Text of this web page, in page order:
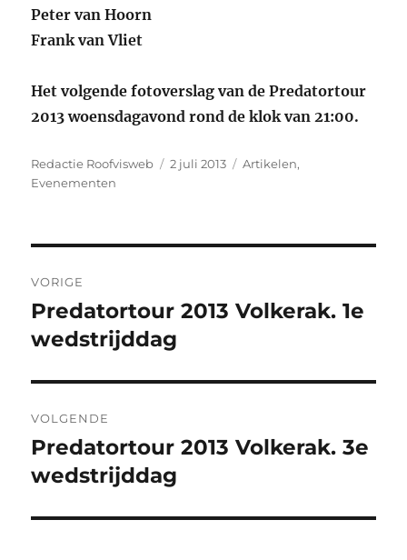
Peter van Hoorn
Frank van Vliet
Het volgende fotoverslag van de Predatortour
2013 woensdagavond rond de klok van 21:00.
Auteur
Redactie Roofvisweb
Geplaatst
2 juli 2013 Categorieën
Artikelen,
Evenementen
navigatie
VORIGE
Vorig
bericht:
Predatortour 2013 Volkerak. 1e
wedstrijddag
VOLGENDE
Volgend
bericht:
Predatortour 2013 Volkerak. 3e
wedstrijddag